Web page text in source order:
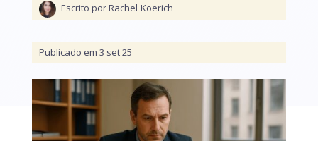
Escrito por Rachel Koerich
Publicado em 3 set 25